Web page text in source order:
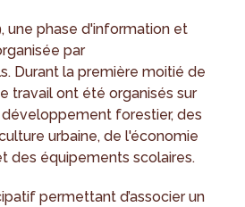
une phase d'information et
par
Durant la première moitié de
travail ont été organisés sur
forestier, des
urbaine, de l'économie
des équipements scolaires.
permettant d’associer un